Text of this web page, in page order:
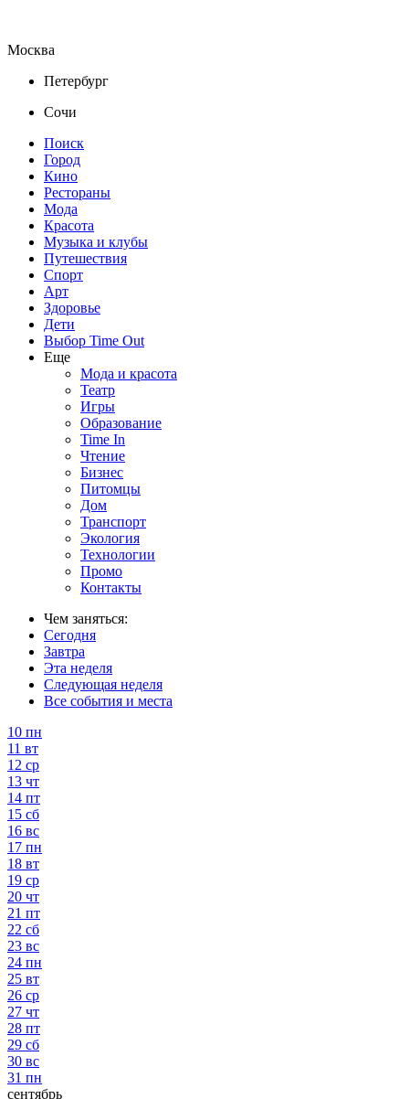
Москва
Петербург
Сочи
Поиск
Город
Кино
Рестораны
Мода
Красота
Музыка и клубы
Путешествия
Спорт
Арт
Здоровье
Дети
Выбор Time Out
Еще
Мода и красота
Театр
Игры
Образование
Time In
Чтение
Бизнес
Питомцы
Дом
Транспорт
Экология
Технологии
Промо
Контакты
Чем заняться:
Сегодня
Завтра
Эта неделя
Следующая неделя
Все события и места
10 пн
11 вт
12 ср
13 чт
14 пт
15 сб
16 вс
17 пн
18 вт
19 ср
20 чт
21 пт
22 сб
23 вс
24 пн
25 вт
26 ср
27 чт
28 пт
29 сб
30 вс
31 пн
сентябрь